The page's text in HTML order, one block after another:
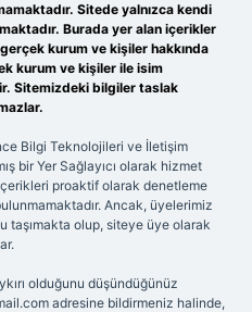
Sitede yalnızca kendi
Burada yer alan içerikler
kurum ve kişiler hakkında
kurum ve kişiler ile isim
Sitemizdeki bilgiler taslak
Bilgi Teknolojileri ve İletişim
bir Yer Sağlayıcı olarak hizmet
proaktif olarak denetleme
Ancak, üyelerimiz
taşımakta olup, siteye üye olarak
olduğunu düşündüğünüz
adresine bildirmeniz halinde,